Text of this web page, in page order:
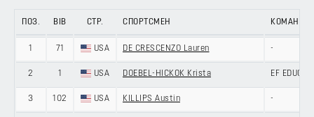
ПОЗ. BIB СТР. СПОРТСМЕН КОМАНДА
1 71 USA DE CRESCENZO Lauren -
2 1 USA DOEBEL-HICKOK Krista EF
3 102 USA KILLIPS Austin -